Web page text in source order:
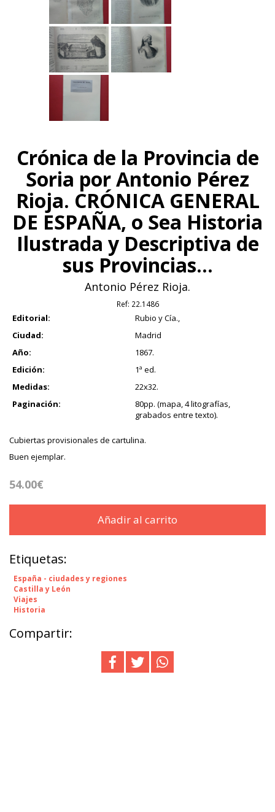
Crónica de la Provincia de
Soria por Antonio Pérez
Rioja. CRÓNICA GENERAL
DE ESPAÑA, o Sea Historia
Ilustrada y Descriptiva de
sus Provincias...
Antonio Pérez Rioja.
Ref: 22.1486
Editorial:
Rubio y Cía.,
Ciudad:
Madrid
Año:
1867.
Edición:
1ª ed.
Medidas:
22x32.
Paginación:
80pp. (mapa, 4 litografías,
grabados entre texto).
Cubiertas provisionales de cartulina.
Buen ejemplar.
54.00€
Añadir al carrito
Etiquetas:
España - ciudades y regiones
Castilla y León
Viajes
Historia
Compartir: